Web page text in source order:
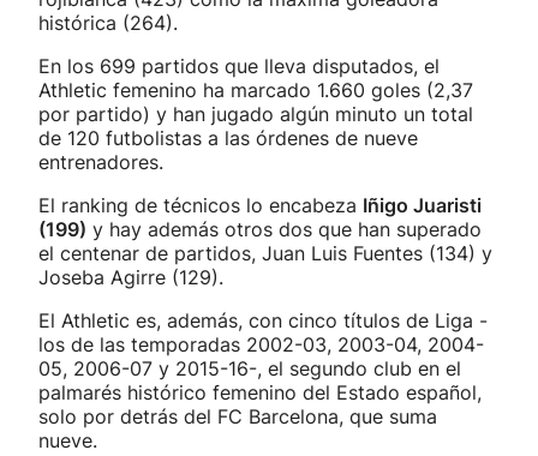
histórica (264).
En los 699 partidos que lleva disputados, el
Athletic femenino ha marcado 1.660 goles (2,37
por partido) y han jugado algún minuto un total
de 120 futbolistas a las órdenes de nueve
entrenadores.
El ranking de técnicos lo encabeza Iñigo Juaristi
(199) y hay además otros dos que han superado
el centenar de partidos, Juan Luis Fuentes (134) y
Joseba Agirre (129).
El Athletic es, además, con cinco títulos de Liga -
los de las temporadas 2002-03, 2003-04, 2004-
05, 2006-07 y 2015-16-, el segundo club en el
palmarés histórico femenino del Estado español,
solo por detrás del FC Barcelona, que suma
nueve.